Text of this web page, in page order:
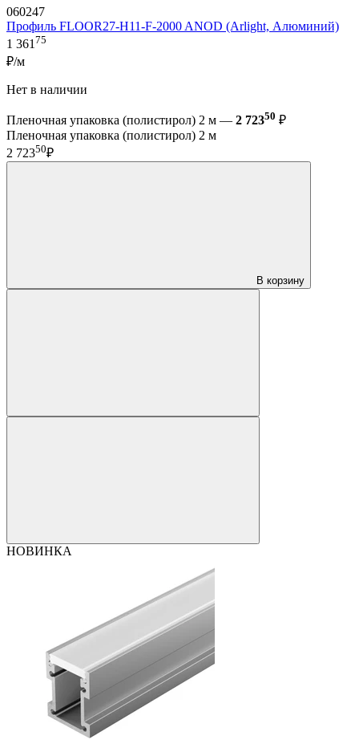
060247
Профиль FLOOR27-H11-F-2000 ANOD (Arlight, Алюминий)
1 36175
₽/м
Нет в наличии
Пленочная упаковка (полистирол) 2 м — 2 72350 ₽
Пленочная упаковка (полистирол) 2 м
2 72350₽
В корзину
НОВИНКА